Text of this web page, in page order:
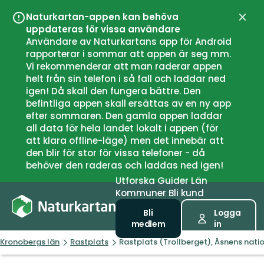
Naturkartan-appen kan behöva
uppdateras för vissa användare
Användare av Naturkartans app för Android
rapporterar i sommar att appen är seg mm.
Vi rekommenderar att man raderar appen
helt från sin telefon i så fall och laddar ned
igen! Då skall den fungera bättre. Den
befintliga appen skall ersättas av en ny app
efter sommaren. Den gamla appen laddar
all data för hela landet lokalt i appen (för
att klara offline-läge) men det innebär att
den blir för stor för vissa telefoner - då
behöver den raderas och laddas ned igen!
UtforskaGuiderLän
Kommuner Bli kund
Bli
medlem
Logga
in
Kronobergs län Rastplats Rastplats (Trollberget), Åsnens